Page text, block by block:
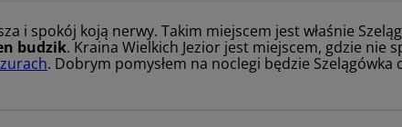
i spokój koją nerwy. Takim miejscem jest właśnie
budzik. Kraina Wielkich Jezior jest miejscem, gdzie nie
. Dobrym pomysłem na noclegi będzie Szelągówka